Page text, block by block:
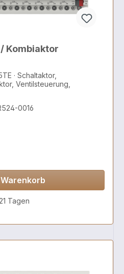
Kombiaktor
· Schaltaktor,
Ventilsteuerung,
0016
Tagen